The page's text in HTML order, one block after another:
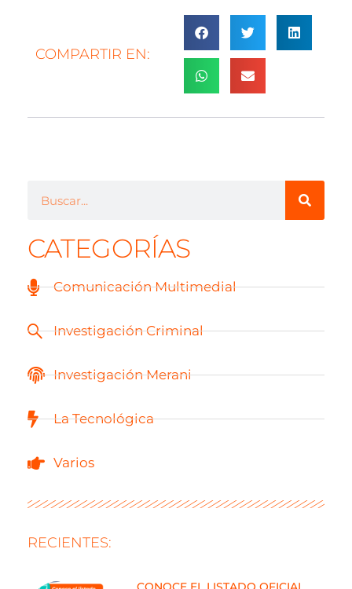
COMPARTIR EN:
CATEGORÍAS
Comunicación Multimedial
Investigación Criminal
Investigación Merani
La Tecnológica
Varios
RECIENTES: